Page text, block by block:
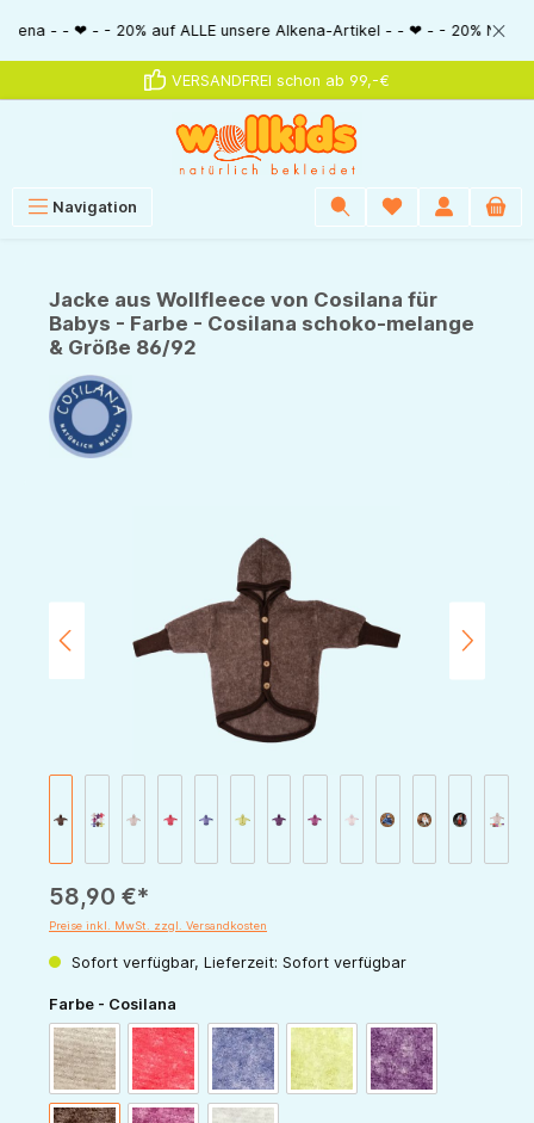
springen
❤ - - 20% auf ALLE unsere Alkena-Artikel - - ❤ - - 20% NUR MIT
VERSANDFREI schon ab 99,-€
Navigation
Jacke aus Wollfleece von Cosilana für
Babys - Farbe - Cosilana schoko-melange
& Größe 86/92
58,90 €*
Preise inkl. MwSt. zzgl. Versandkosten
Sofort verfügbar, Lieferzeit: Sofort verfügbar
Farbe - Cosilana
latte-macchiatorot-melangemarine-melangegrün-melangepflaume-melange